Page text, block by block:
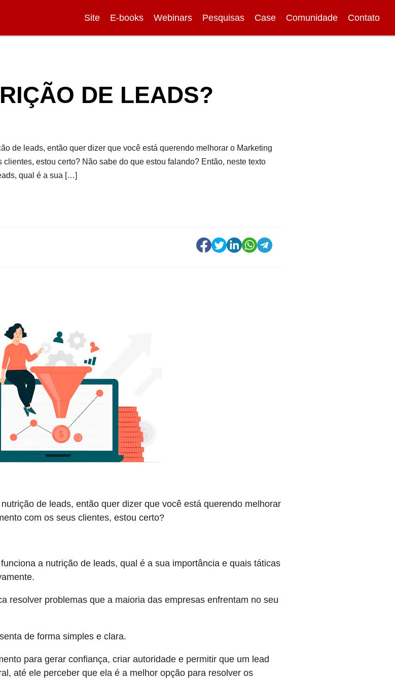
Site E-books Webinars Pesquisas Case Comunidade Contato
DE LEADS?
de leads, então quer dizer que você está querendo melhorar o Marketing
estou certo? Não sabe do que estou falando? Então, neste texto
qual é a sua […]
de leads, então quer dizer que você está querendo melhorar
com os seus clientes, estou certo?
a nutrição de leads, qual é a sua importância e quais táticas
resolver problemas que a maioria das empresas enfrentam no seu
de forma simples e clara.
para gerar confiança, criar autoridade e permitir que um lead
até ele perceber que ela é a melhor opção para resolver os